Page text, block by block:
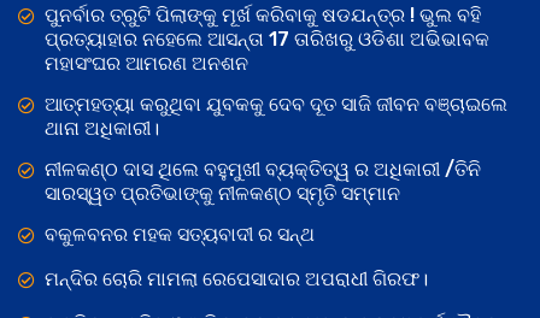
ପୁନର୍ବାର ତ୍ରୁଟି ପିଲାଙ୍କୁ ମୂର୍ଖ କରିବାକୁ ଷଡଯନ୍ତ୍ର ! ଭୁଲ ବହି
ପ୍ରତ୍ୟାହାର ନହେଲେ ଆସନ୍ତା 17 ତାରିଖରୁ ଓଡିଶା ଅଭିଭାବକ
ମହାସଂଘର ଆମରଣ ଅନଶନ
ଆତ୍ମହତ୍ୟା କରୁଥିବା ଯୁବକକୁ ଦେବ ଦୂତ ସାଜି ଜୀବନ ବଞ୍ଚାଇଲେ
ଥାନା ଅଧିକାରୀ।
ନୀଳକଣ୍ଠ ଦାସ ଥିଲେ ବହୁମୁଖୀ ବ୍ୟକ୍ତିତ୍ୱ ର ଅଧିକାରୀ /ତିନି
ସାରସ୍ୱତ ପ୍ରତିଭାଙ୍କୁ ନୀଳକଣ୍ଠ ସ୍ମୃତି ସମ୍ମାନ
ବକୁଳବନର ମହକ ସତ୍ୟବାଦୀ ର ସନ୍ଥ
ମନ୍ଦିର ଚୋରି ମାମଲା ରେପେସାଦାର ଅପରାଧୀ ଗିରଫ।